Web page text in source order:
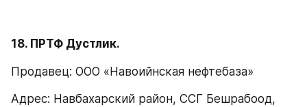
18. ПРТФ Дустлик.
Продавец: ООО «Навоийнская нефтебаза»
Адрес: Навбахарский район, ССГ Бешрабоод,